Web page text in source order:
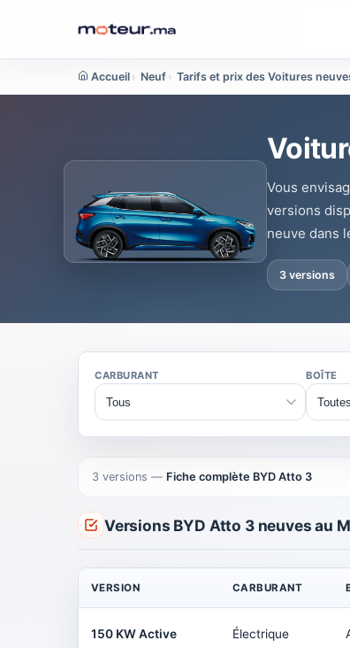
Accueil › Neuf › Tarifs et prix des Voitures
Vous
versions
neuve dans
3 versions
CARBURANT BOÎTE
3 versions — Fiche complète BYD Atto 3
Versions BYD Atto 3 neuves au
VERSION CARBURANT
150 KW Active Électrique